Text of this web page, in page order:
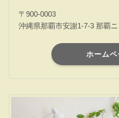
〒900-0003
沖縄県那覇市安謝1-7-3 那覇
ホームペ